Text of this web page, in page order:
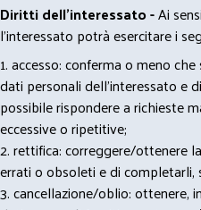
Diritti dell’interessato -Ai
l’interessato potrà esercitare i
1. accesso: conferma o meno
dati personali dell’interessato e
possibile rispondere a richieste
eccessive o ripetitive;
2. rettifica: correggere/ottenere
errati o obsoleti e di completarli,
3. cancellazione/oblio: ottenere,